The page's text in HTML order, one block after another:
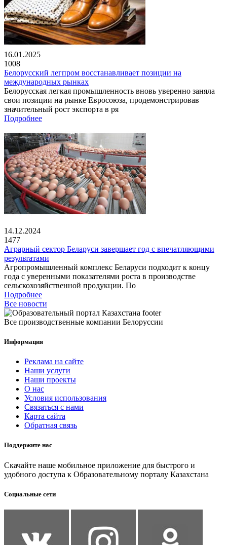
16.01.2025
1008
Белорусский легпром восстанавливает позиции на
международных рынках
Белорусская легкая промышленность вновь уверенно заняла
свои позиции на рынке Евросоюза, продемонстрировав
значительный рост экспорта в ря
Подробнее
14.12.2024
1477
Аграрный сектор Беларуси завершает год с впечатляющими
результатами
Агропромышленный комплекс Беларуси подходит к концу
года с уверенными показателями роста в производстве
сельскохозяйственной продукции. По
Подробнее
Все новости
Все производственные компании Белоруссии
Информация
Реклама на сайте
Наши услуги
Наши проекты
О нас
Условия использования
Связаться с нами
Карта сайта
Обратная связь
Поддержите нас
Скачайте наше мобильное приложение для быстрого и
удобного доступа к Образовательному порталу Казахстана
Социальные сети